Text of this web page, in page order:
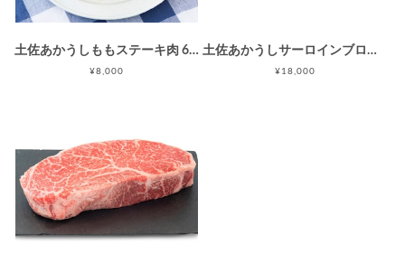
土佐あかうしももステーキ肉 600g
¥8,000
土佐あかうしサーロインブロック肉1kg
¥18,000